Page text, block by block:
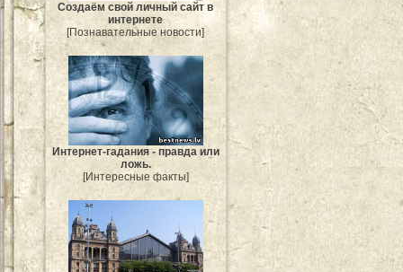
Создаём свой личный сайт в
интернете
[Познавательные новости]
Интернет-гадания - правда или
ложь.
[Интересные факты]